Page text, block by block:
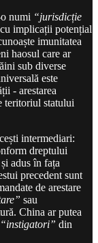
numi “jurisdicție
implicații potențial
imunitatea
haosul care ar
sub diverse
este
- arestarea
teritoriul statului
intermediari:
dreptului
adus în fața
precedent sunt
de arestare
sau
China ar putea
“instigatori” din